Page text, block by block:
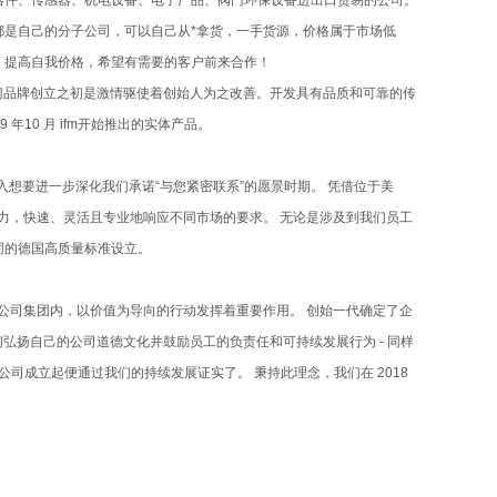
自己的分子公司，可以自己从*拿货，一手货源，价格属于市场低
高自我价格，希望有需要的客户前来合作！
牌创立之初是激情驱使着创始人为之改善。开发具有品质和可靠的传
10 月 ifm开始推出的实体产品。
要进一步深化我们承诺“与您紧密联系”的愿景时期。 凭借位于美
快速、灵活且专业地响应不同市场的要求。 无论是涉及到我们员工
德国高质量标准设立。
集团内，以价值为导向的行动发挥着重要作用。 创始一代确定了企
扬自己的公司道德文化并鼓励员工的负责任和可持续发展行为 - 同样
成立起便通过我们的持续发展证实了。 秉持此理念，我们在 2018